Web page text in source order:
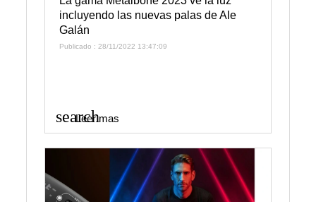
incluyendo las nuevas palas de Ale
Galán
Publicado : 28/11/2022 13:47:09
search
Leer mas